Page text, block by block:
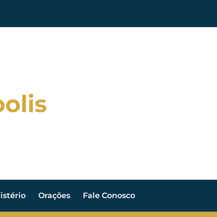
Orações Fale Conosco